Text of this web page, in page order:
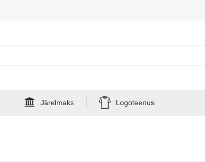
Järelmaks Logoteenus